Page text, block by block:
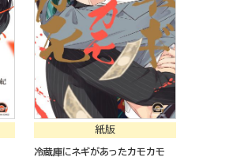
紙版
冷蔵庫にネギがあったカモカモ